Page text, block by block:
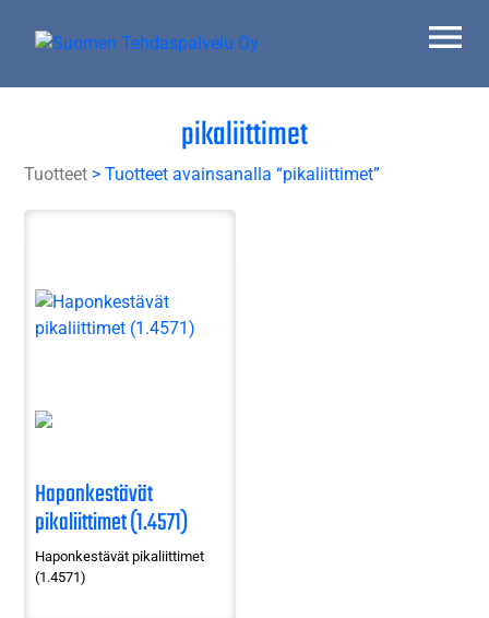
pikaliittimet
Tuotteet > Tuotteet avainsanalla “pikaliittimet”
Haponkestävät
pikaliittimet (1.4571)
Haponkestävät pikaliittimet
(1.4571)